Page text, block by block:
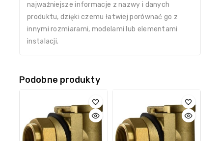
najważniejsze informacje z nazwy i danych
produktu, dzięki czemu łatwiej porównać go z
innymi rozmiarami, modelami lub elementami
instalacji.
Podobne produkty